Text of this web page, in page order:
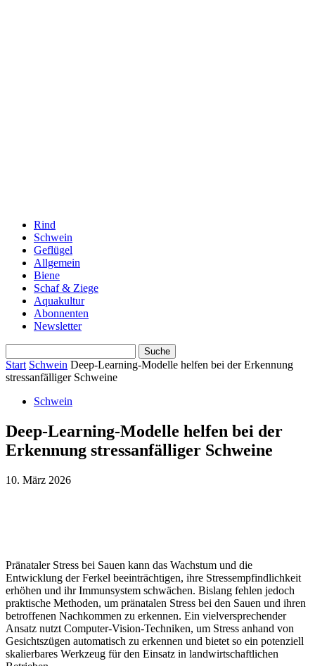
Rind
Schwein
Geflügel
Allgemein
Biene
Schaf & Ziege
Aquakultur
Abonnenten
Newsletter
Start Schwein Deep-Learning-Modelle helfen bei der Erkennung
stressanfälliger Schweine
Schwein
Deep-Learning-Modelle helfen bei der
Erkennung stressanfälliger Schweine
10. März 2026
Pränataler Stress bei Sauen kann das Wachstum und die
Entwicklung der Ferkel beeinträchtigen, ihre Stressempfindlichkeit
erhöhen und ihr Immunsystem schwächen. Bislang fehlen jedoch
praktische Methoden, um pränatalen Stress bei den Sauen und ihren
betroffenen Nachkommen zu erkennen. Ein vielversprechender
Ansatz nutzt Computer-Vision-Techniken, um Stress anhand von
Gesichtszügen automatisch zu erkennen und bietet so ein potenziell
skalierbares Werkzeug für den Einsatz in landwirtschaftlichen